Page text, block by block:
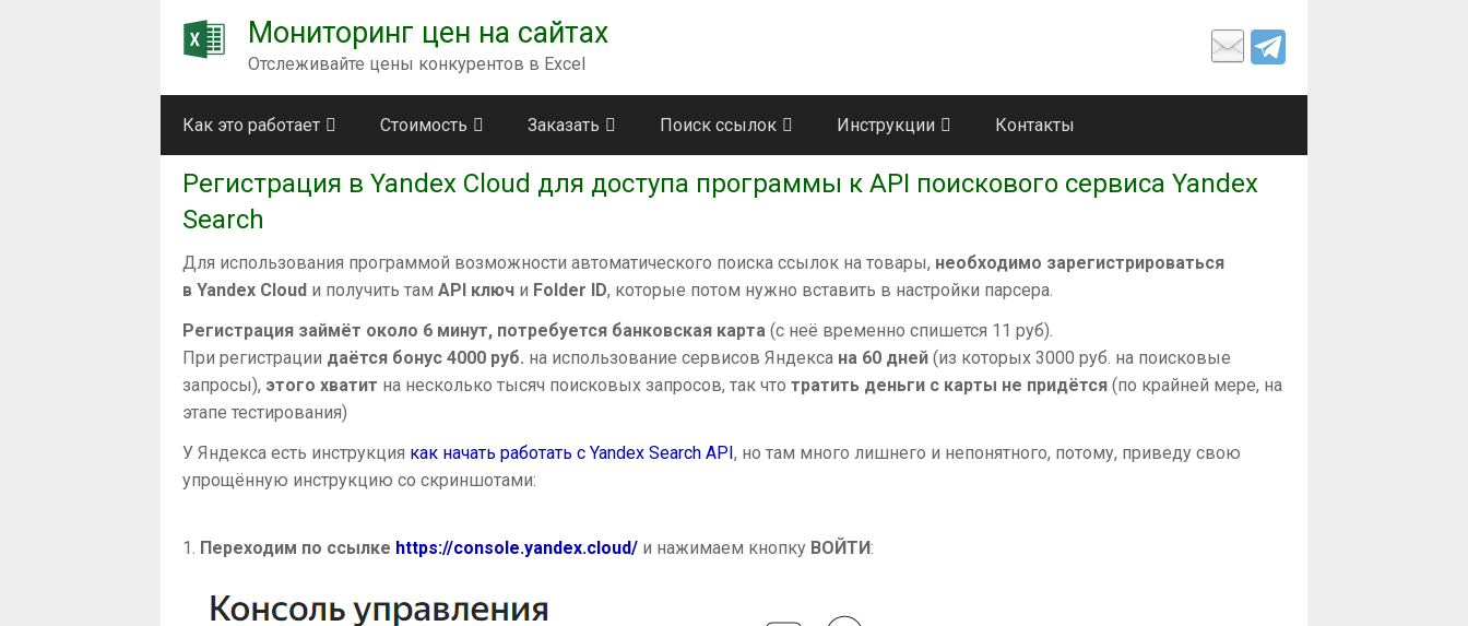
Мониторинг цен на сайтах
Отслеживайте цены конкурентов в Excel
Как это работает Стоимость Заказать Поиск ссылок Инструкции Контакты
Регистрация в Yandex Cloud для доступа программы к API поискового сервиса Yandex
Search
Для использования программой возможности автоматического поиска ссылок на товары, необходимо зарегистрироваться
в Yandex Cloud и получить там API ключ и Folder ID, которые потом нужно вставить в настройки парсера.
Регистрация займёт около 6 минут, потребуется банковская карта (с неё временно спишется 11 руб).
При регистрации даётся бонус 4000 руб. на использование сервисов Яндекса на 60 дней (из которых 3000 руб. на поисковые
запросы), этого хватит на несколько тысяч поисковых запросов, так что тратить деньги с карты не придётся (по крайней мере, на
этапе тестирования)
У Яндекса есть инструкция как начать работать с Yandex Search API, но там много лишнего и непонятного, потому, приведу свою
упрощённую инструкцию со скриншотами:
1. Переходим по ссылке https://console.yandex.cloud/ и нажимаем кнопку ВОЙТИ: